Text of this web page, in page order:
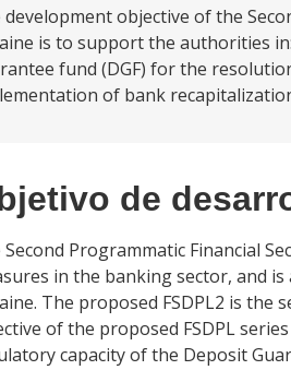
development objective of the
is to support the authorities
fund (DGF) for the
of bank
de
Second Programmatic Financial
in the banking sector, and
The proposed FSDPL2 is the
of the proposed FSDPL
capacity of the Deposit